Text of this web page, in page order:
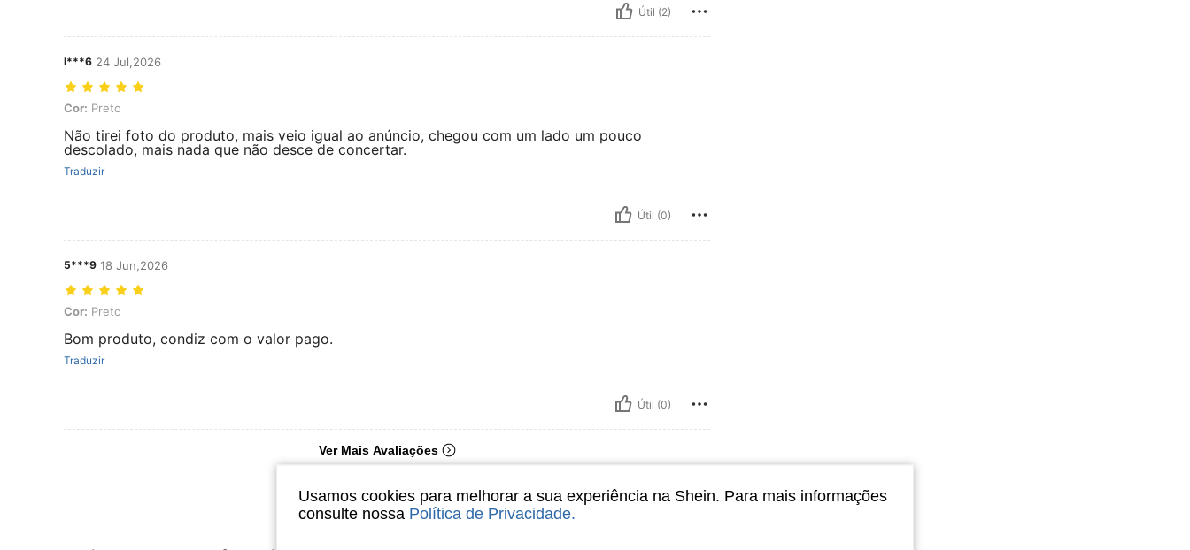
Útil (2)
l***6 24 Jul,2026
Cor: Preto
Cor: Preto
Não tirei foto do produto, mais veio igual ao anúncio, chegou com um lado um pouco
descolado, mais nada que não desce de concertar.
Traduzir
Útil (0)
5***9 18 Jun,2026
Cor: Preto
Cor: Preto
Bom produto, condiz com o valor pago.
Traduzir
Útil (0)
Ver Mais Avaliações
Usamos cookies para melhorar a sua experiência na Shein. Para mais informações
consulte nossa Política de Privacidade.